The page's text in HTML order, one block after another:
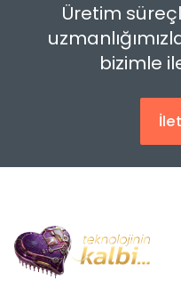
Üretim
bizimle